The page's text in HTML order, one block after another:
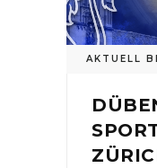
AKTUELL